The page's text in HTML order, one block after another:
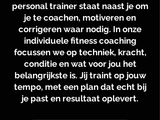
personal trainer staat naast je om
je te coachen, motiveren en
corrigeren waar nodig. In onze
individuele fitness coaching
focussen we op techniek, kracht,
conditie en wat voor jou het
belangrijkste is. Jij traint op jouw
tempo, met een plan dat echt bij
je past en resultaat oplevert.